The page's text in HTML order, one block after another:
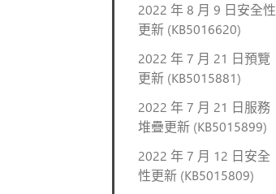
2022 年 8 月 9 日安全性
更新 (KB5016620)
2022 年 7 月 21 日預覽
更新 (KB5015881)
2022 年 7 月 21 日服務
堆疊更新 (KB5015899)
2022 年 7 月 12 日安全
性更新 (KB5015809)